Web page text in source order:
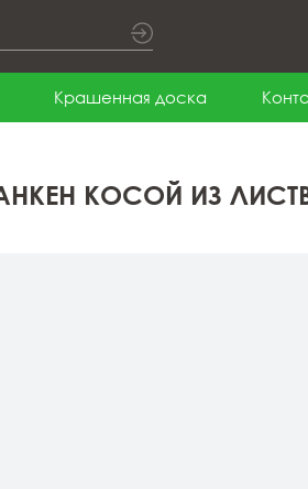
Крашенная доска
КОСОЙ ИЗ